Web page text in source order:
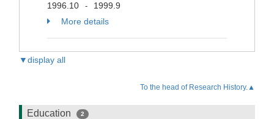
1996.10
-
1999.9
More details
▼display all
To the head of Research History.▲
Education 2